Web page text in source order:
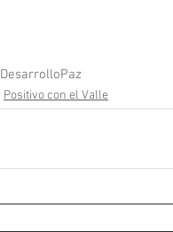
DesarrolloPaz
Positivo con el Valle